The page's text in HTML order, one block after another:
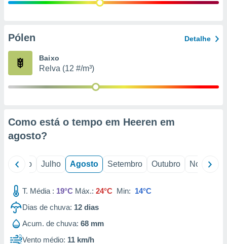
e
de
Pólen Detalhe
Baixo
Relva (12 #/m³)
Como está o tempo em Heeren em
agosto?
Junho Julho Agosto Setembro Outubro Novembro
T. Média : 19°C Máx.: 24°C Min: 14°C
Dias de chuva: 12 dias
Acum. de chuva: 68 mm
Vento médio: 11 km/h